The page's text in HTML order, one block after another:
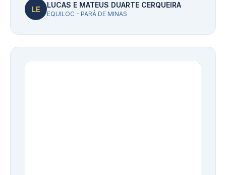
LE LUCAS E MATEUS DUARTE CERQUEIRA
EQUILOC - PARÁ DE MINAS